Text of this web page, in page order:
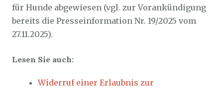
für Hunde abgewiesen (vgl. zur Vorankündigung
bereits die Presseinformation Nr. 19/2025 vom
27.11.2025).
Lesen Sie auch:
Widerruf einer Erlaubnis zur